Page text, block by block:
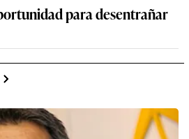
para desentrañar